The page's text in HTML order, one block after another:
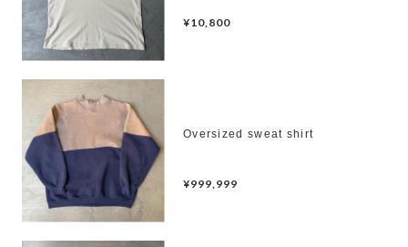
¥10,800
Oversized sweat shirt
¥999,999